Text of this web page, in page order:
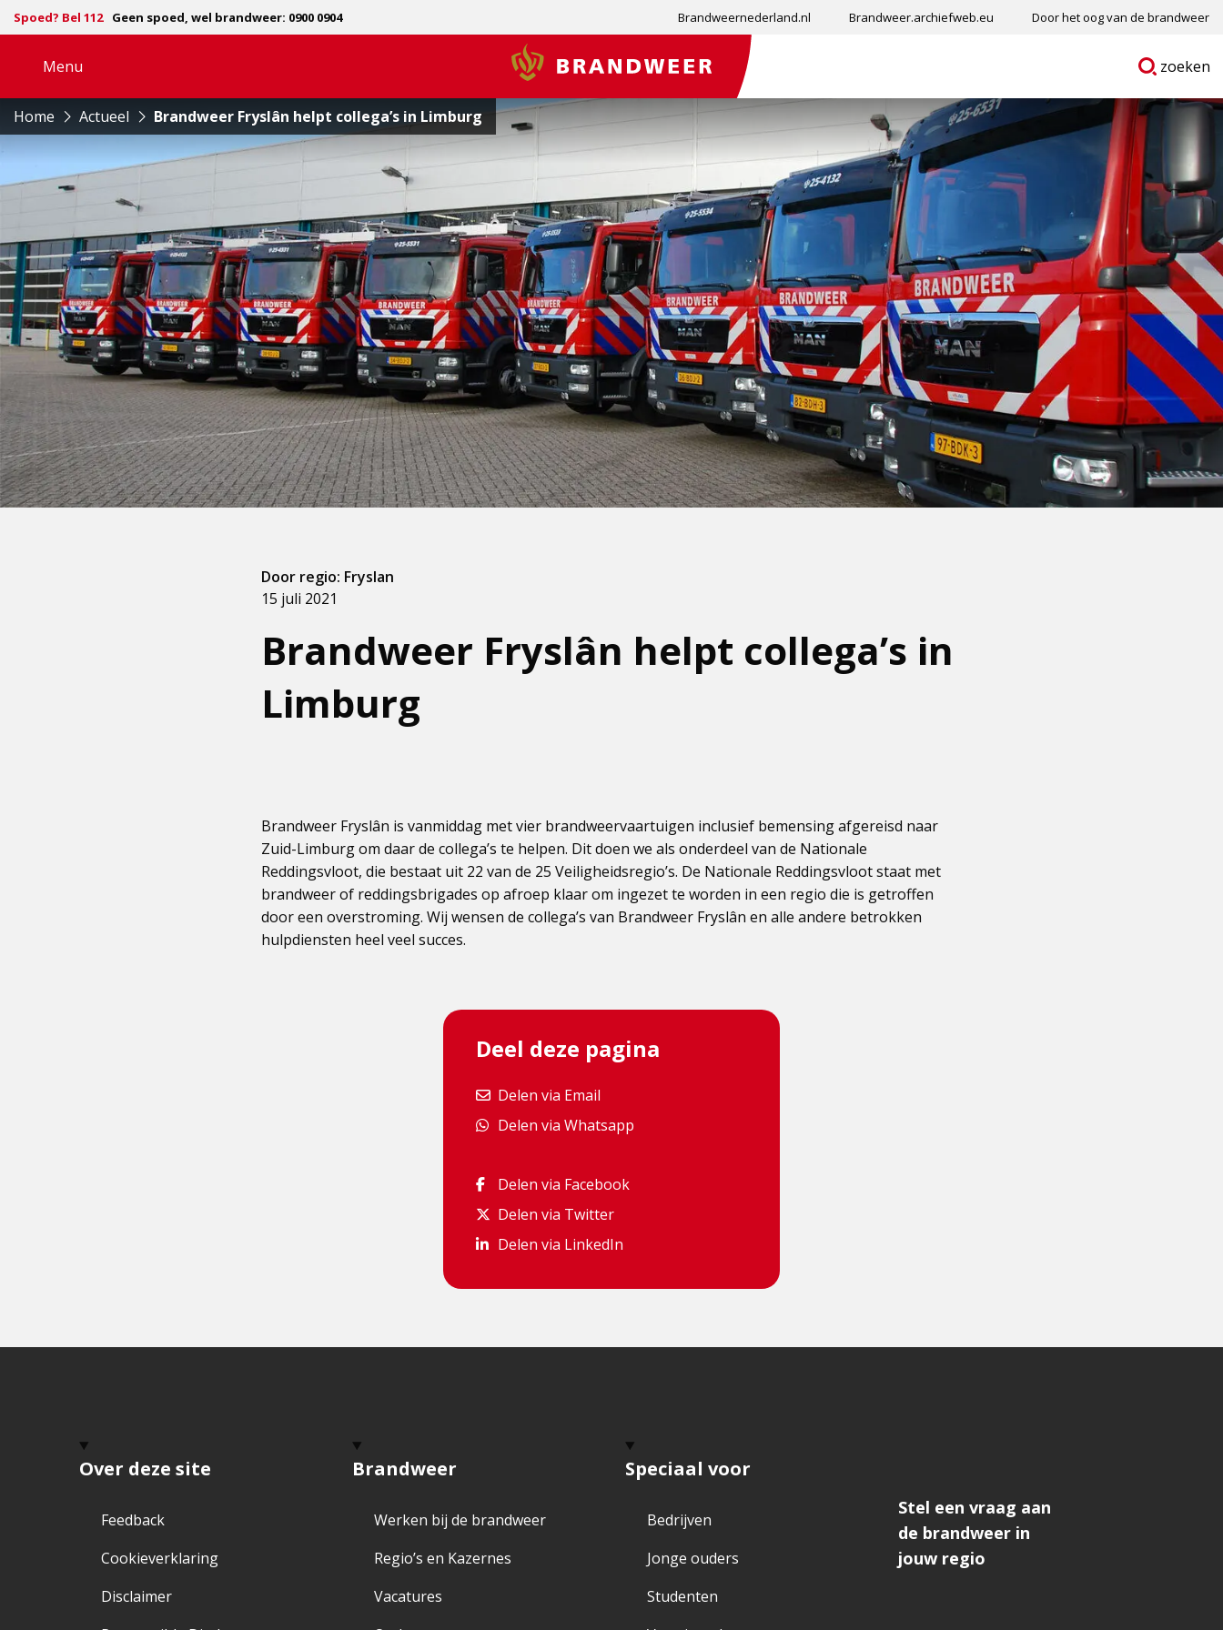
Spoed? Bel 112 Geen spoed, wel brandweer: 0900 0904 Brandweernederland.nl Brandweer.archiefweb.eu Door het oog van de brandweer
Menu
navigatie
Brandweer
Ga
zoeken
Home Actueel Brandweer Fryslân helpt collega’s in Limburg
Brandweer Fryslân helpt collega’s in
Limburg
15 juli 2021
Door regio: Fryslan
Brandweer Fryslân is vanmiddag met vier brandweervaartuigen inclusief bemensing afgereisd naar
Zuid-Limburg om daar de collega’s te helpen. Dit doen we als onderdeel van de Nationale
Reddingsvloot, die bestaat uit 22 van de 25 Veiligheidsregio’s. De Nationale Reddingsvloot staat met
brandweer of reddingsbrigades op afroep klaar om ingezet te worden in een regio die is getroffen
door een overstroming. Wij wensen de collega’s van Brandweer Fryslân en alle andere betrokken
hulpdiensten heel veel succes.
Deel deze pagina
Delen via Email
Delen via Email
Delen via Whatsapp
Delen via Whatsapp
Delen via Facebook
Delen via Facebook
Delen via Twitter
Delen via Twitter
Delen via LinkedIn
Delen via LinkedIn
Over deze site
Feedback
Cookieverklaring
Disclaimer
Brandweer
Werken bij de brandweer
Regio’s en Kazernes
Vacatures
Speciaal voor
Bedrijven
Jonge ouders
Studenten
Stel een vraag aan
de brandweer in
jouw regio